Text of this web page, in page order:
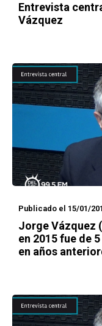
Entrevista
Vázquez
Publicado el 15/01/
Jorge Vázquez
en 2015 fue de 5
en años